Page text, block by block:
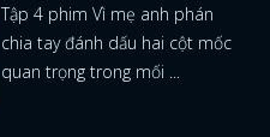
Tập 4 phim Vì mẹ anh phán
chia tay đánh dấu hai cột mốc
quan trọng trong mối ...